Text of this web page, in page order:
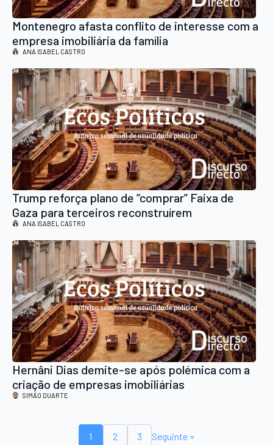
Montenegro afasta conflito de interesse com a
empresa imobiliária da família
ANA ISABEL CASTRO
Trump reforça plano de “comprar” Faixa de
Gaza para terceiros reconstruírem
ANA ISABEL CASTRO
Hernâni Dias demite-se após polémica com a
criação de empresas imobiliárias
SIMÃO DUARTE
1 2 3 Seguinte »